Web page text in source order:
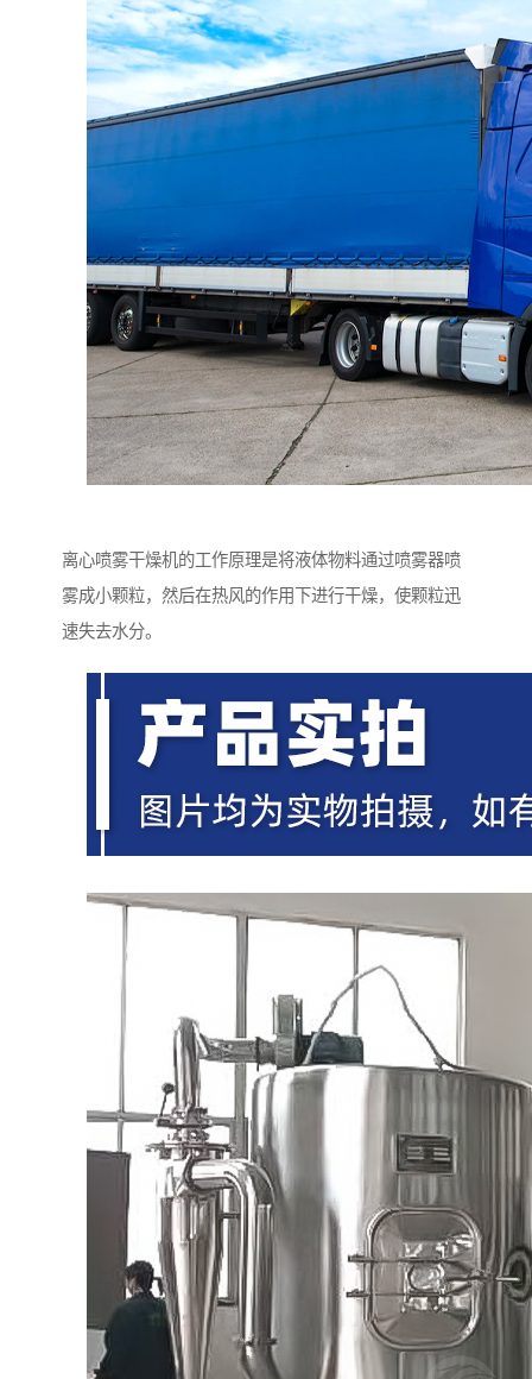
离心喷雾干燥机的工作原理是将液体物料通过喷雾器喷
雾成小颗粒，然后在热风的作用下进行干燥，使颗粒迅
速失去水分。